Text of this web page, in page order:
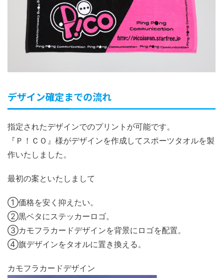
デザイン確定までの流れ
指定されたデザインでのプリントが可能です。
『Ｐ！ＣＯ』様がデザインを作成してスポーツタオルを製
作いたしました。
最初の案といたしまして
➀価格を安く抑えたい。
➁黒ベタにステッカーロゴ。
➂カモフラカードデザインを背景にロゴを配置。
➃旗デザインをタオルに置き換える。
カモフラカードデザイン